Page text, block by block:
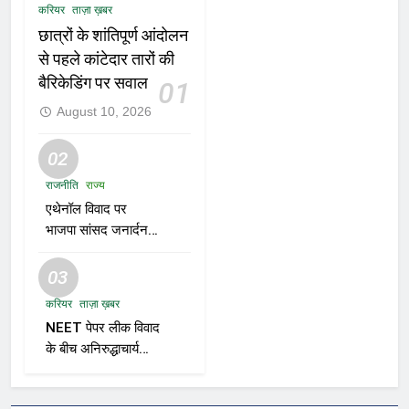
करियर ताज़ा ख़बर
छात्रों के शांतिपूर्ण आंदोलन
से पहले कांटेदार तारों की
बैरिकेडिंग पर सवाल
01
August 10, 2026
02
राजनीति राज्य
एथेनॉल विवाद पर
भाजपा सांसद जनार्दन
पेट्रोल तुम्हारे बाप के घर
से आएगा?”
03
करियर ताज़ा ख़बर
NEET पेपर लीक विवाद
के बीच अनिरुद्धाचार्य
सरकार पर साधा